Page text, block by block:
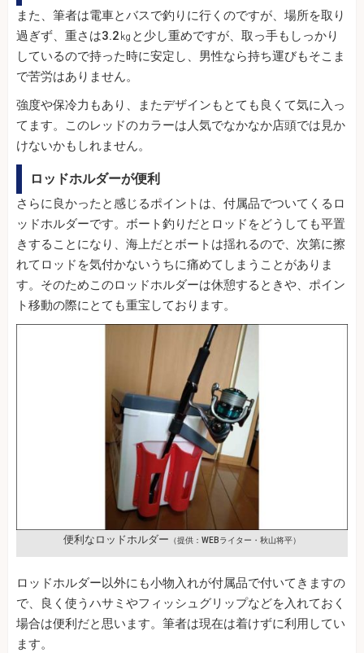
また、筆者は電車とバスで釣りに行くのですが、場所を取り
過ぎず、重さは3.2㎏と少し重めですが、取っ手もしっかり
しているので持った時に安定し、男性なら持ち運びもそこま
で苦労はありません。
強度や保冷力もあり、またデザインもとても良くて気に入っ
てます。このレッドのカラーは人気でなかなか店頭では見か
けないかもしれません。
ロッドホルダーが便利
さらに良かったと感じるポイントは、付属品でついてくるロ
ッドホルダーです。ボート釣りだとロッドをどうしても平置
きすることになり、海上だとボートは揺れるので、次第に擦
れてロッドを気付かないうちに痛めてしまうことがありま
す。そのためこのロッドホルダーは休憩するときや、ポイン
ト移動の際にとても重宝しております。
便利なロッドホルダー （提供：WEBライター・秋山将平）
ロッドホルダー以外にも小物入れが付属品で付いてきますの
で、良く使うハサミやフィッシュグリップなどを入れておく
場合は便利だと思います。筆者は現在は着けずに利用してい
ます。